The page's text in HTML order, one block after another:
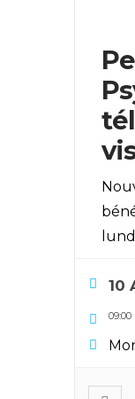
10
09:00